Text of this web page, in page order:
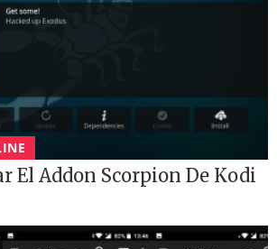
El Addon Scorpion De Kodi